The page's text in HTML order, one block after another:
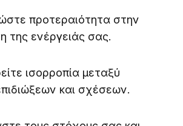
προτεραιότητα στην
της ενέργειάς σας.
ισορροπία μεταξύ
και σχέσεων.